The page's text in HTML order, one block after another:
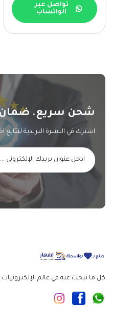
تواصل عبر
الواتساب
شحن سريع. ضمان
اشترك في النشرة البريدية لتتابع
كل ما تبحث عنه في عالم الإلكترونيات